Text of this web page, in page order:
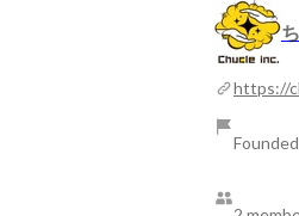
https://